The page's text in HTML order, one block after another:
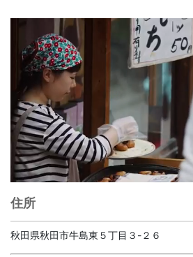
住所
秋田県秋田市牛島東５丁目３-２６